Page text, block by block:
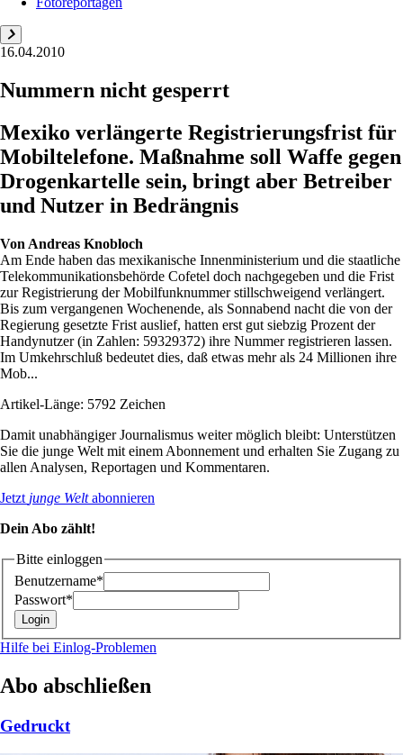
16.04.2010
Nummern nicht gesperrt
Mexiko verlängerte Registrierungsfrist für
Mobiltelefone. Maßnahme soll Waffe gegen
Drogenkartelle sein, bringt aber Betreiber
und Nutzer in Bedrängnis
Von Andreas Knobloch
Am Ende haben das mexikanische Innenministerium und die staatliche
Telekommunikationsbehörde Cofetel doch nachgegeben und die Frist
zur Registrierung der Mobilfunknummer stillschweigend verlängert.
Bis zum vergangenen Wochenende, als Sonnabend nacht die von der
Regierung gesetzte Frist auslief, hatten erst gut siebzig Prozent der
Handynutzer (in Zahlen: 59329372) ihre Nummer registrieren lassen.
Im Umkehrschluß bedeutet dies, daß etwas mehr als 24 Millionen ihre
Mob...
Artikel-Länge: 5792 Zeichen
Damit unabhängiger Journalismus weiter möglich bleibt: Unterstützen
Sie die junge Welt mit einem Abonnement und erhalten Sie Zugang zu
allen Analysen, Reportagen und Kommentaren.
Jetzt junge Weltabonnieren
Dein Abo zählt!
Bitte einloggen
Benutzername*
Passwort*
Hilfe bei Einlog-Problemen
Abo abschließen
Gedruckt